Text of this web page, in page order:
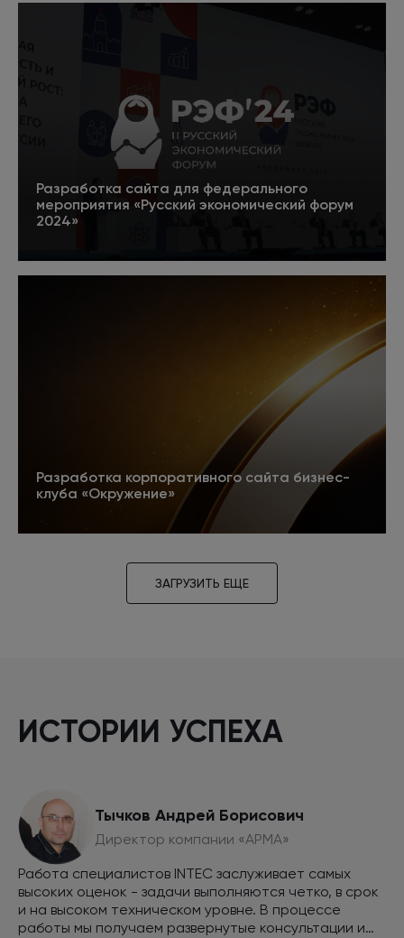
Link-менеджер
ресурса и конкурентов. Выполняет работы по
регистрации сайта в каталогах, размещению
поисковых системах. Ведет учет ссылок и
Разработка сайта для федерального
мероприятия «Русский экономический форум
2024»
Подробнее 5
Разработка корпоративного сайта бизнес-
клуба «Окружение»
Подробнее 5
ЗАГРУЗИТЬ ЕЩЕ
ИСТОРИИ УСПЕХА
Тычков Андрей Борисович
Директор компании «АРМА»
Работа специалистов INTEC заслуживает самых
высоких оценок - задачи выполняются четко, в срок
и на высоком техническом уровне. В процессе
работы мы получаем развернутые консультации и